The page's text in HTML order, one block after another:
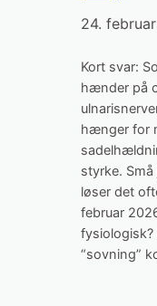
24.
Kort svar:
hænder på
hænger for
styrke.
løser det
februar
fysiologisk?
“sovning”